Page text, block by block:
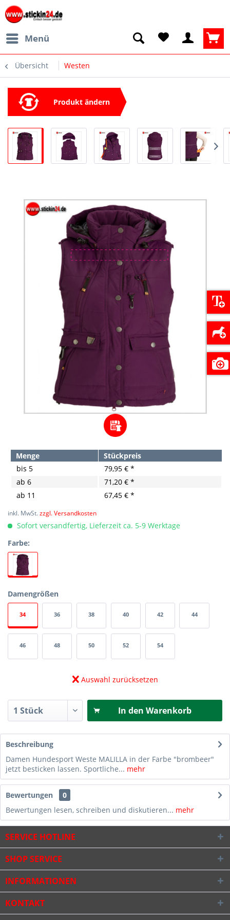
Menü
Übersicht Westen
Produkt ändern
Menge
Stückpreis
bis 5
79,95 € *
ab 6
71,20 € *
ab 11 67,45 € *
inkl. MwSt.zzgl. Versandkosten
Sofort versandfertig, Lieferzeit ca. 5-9 Werktage
Farbe:
Damengrößen
34 36 38 40 42 44
46 48 50 52 54
Auswahl zurücksetzen
In den Warenkorb
Beschreibung
Damen Hundesport Weste MALILLA in der Farbe "brombeer"
jetzt besticken lassen. Sportliche... mehr
Bewertungen
0
Bewertungen lesen, schreiben und diskutieren... mehr
SERVICE HOTLINE
SHOP SERVICE
INFORMATIONEN
KONTAKT